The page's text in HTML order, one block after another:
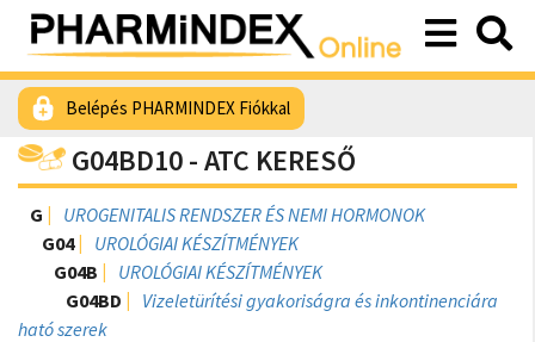
Belépés PHARMINDEX Fiókkal
G04BD10 - ATC KERESŐ
G
UROGENITALIS RENDSZER ÉS NEMI HORMONOK
G04
UROLÓGIAI KÉSZÍTMÉNYEK
G04B
UROLÓGIAI KÉSZÍTMÉNYEK
G04BD
Vizeletürítési gyakoriságra és inkontinenciára
ható szerek